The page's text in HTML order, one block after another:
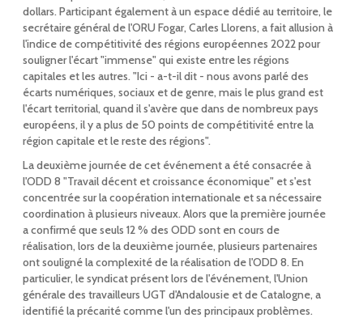
dollars. Participant également à un espace dédié au territoire, le
secrétaire général de l'ORU Fogar, Carles Llorens, a fait allusion à
l'indice de compétitivité des régions européennes 2022 pour
souligner l'écart "immense" qui existe entre les régions
capitales et les autres. "Ici - a-t-il dit - nous avons parlé des
écarts numériques, sociaux et de genre, mais le plus grand est
l'écart territorial, quand il s'avère que dans de nombreux pays
européens, il y a plus de 50 points de compétitivité entre la
région capitale et le reste des régions".
La deuxième journée de cet événement a été consacrée à
l'ODD 8 "Travail décent et croissance économique" et s'est
concentrée sur la coopération internationale et sa nécessaire
coordination à plusieurs niveaux. Alors que la première journée
a confirmé que seuls 12 % des ODD sont en cours de
réalisation, lors de la deuxième journée, plusieurs partenaires
ont souligné la complexité de la réalisation de l'ODD 8. En
particulier, le syndicat présent lors de l'événement, l'Union
générale des travailleurs UGT d'Andalousie et de Catalogne, a
identifié la précarité comme l'un des principaux problèmes.